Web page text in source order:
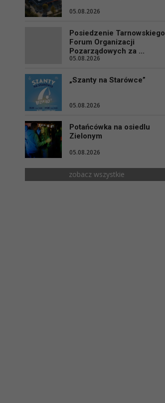
05.08.2026
Posiedzenie Tarnowskiego
Forum Organizacji
Pozarządowych za ...
05.08.2026
„Szanty na Starówce”
05.08.2026
Potańcówka na osiedlu
Zielonym
05.08.2026
zobacz wszystkie